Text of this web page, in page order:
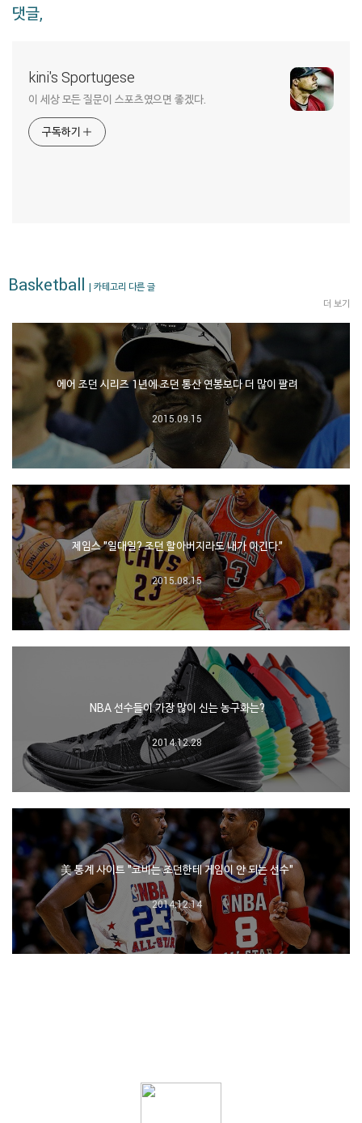
댓글,
kini's Sportugese
이 세상 모든 질문이 스포츠였으면 좋겠다.
구독하기
Basketball | 카테고리 다른 글
더 보기
에어 조던 시리즈 1년에 조던 통산 연봉보다 더 많이 팔려
2015.09.15
제임스 "일대일? 조던 할아버지라도 내가 이긴다."
2015.08.15
NBA 선수들이 가장 많이 신는 농구화는?
2014.12.28
美 통계 사이트 "코비는 조던한테 게임이 안 되는 선수"
2014.12.14